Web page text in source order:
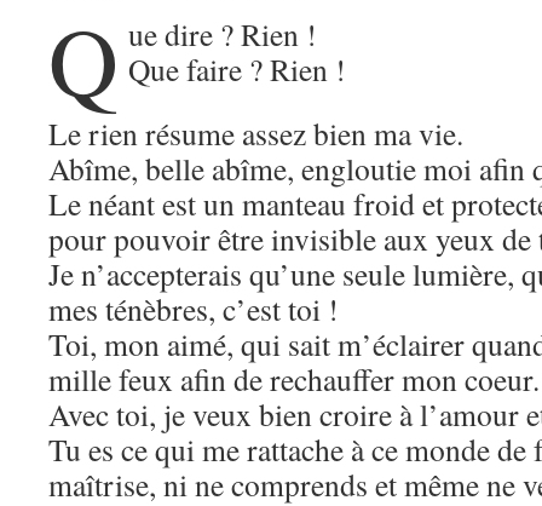
Q ue dire ? Rien !
Que faire ? Rien !
Le rien résume assez bien ma vie.
Abîme, belle abîme, engloutie moi afin
Le néant est un manteau froid et
pour pouvoir être invisible aux yeux de
Je n’accepterais qu’une seule lumière,
mes ténèbres, c’est toi !
Toi, mon aimé, qui sait m’éclairer
mille feux afin de rechauffer mon coeur.
Avec toi, je veux bien croire à l’amour
Tu es ce qui me rattache à ce monde
maîtrise, ni ne comprends et même ne